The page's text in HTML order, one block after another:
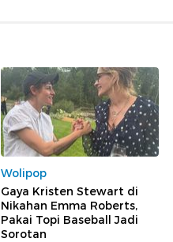
Wolipop
Gaya Kristen Stewart di
Nikahan Emma Roberts,
Pakai Topi Baseball Jadi
Sorotan